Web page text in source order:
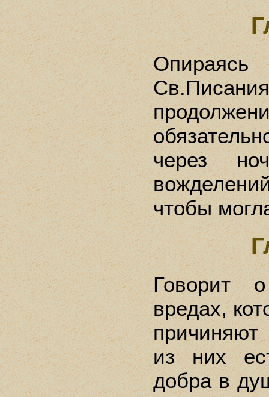
через
чтобы
Говорит
вредах,
из них
добра в